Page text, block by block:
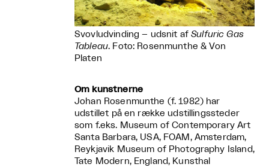
Svovludvinding – udsnit afSulfuric Gas
Tableau. Foto: Rosenmunthe & Von
Platen
Om kunstnerne
Johan Rosenmunthe (f. 1982) har
udstillet på en række udstillingssteder
som f.eks. Museum of Contemporary Art
Santa Barbara, USA, FOAM, Amsterdam,
Reykjavik Museum of Photography Island,
Tate Modern, England, Kunsthal